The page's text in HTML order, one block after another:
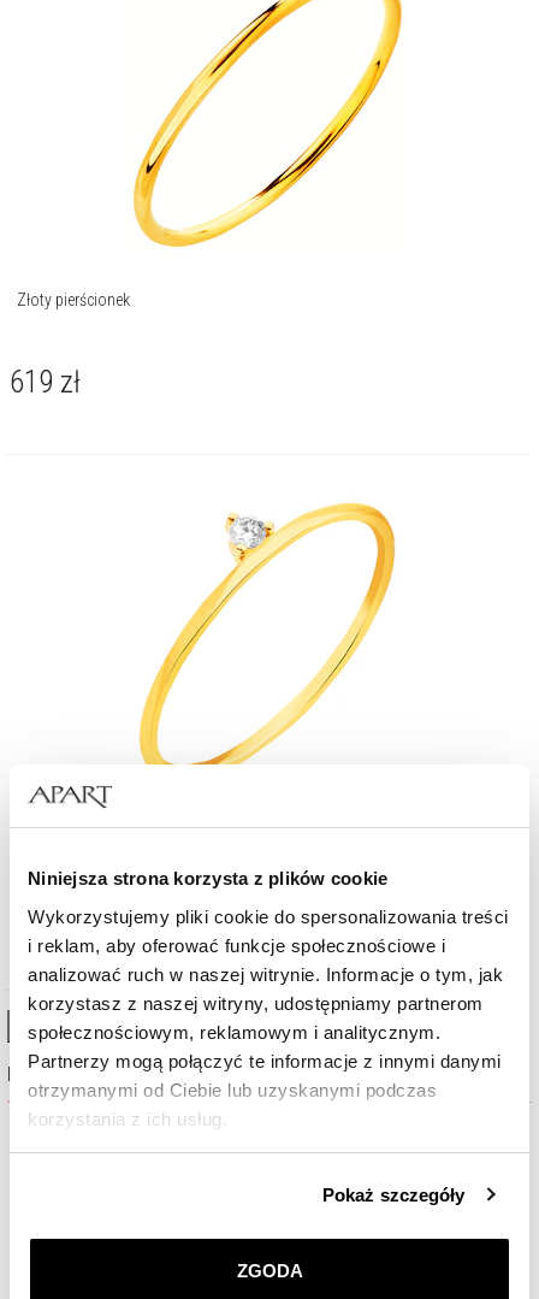
Niniejsza strona korzysta z plików cookie
Wykorzystujemy pliki cookie do spersonalizowania treści
i reklam, aby oferować funkcje społecznościowe i
analizować ruch w naszej witrynie. Informacje o tym, jak
korzystasz z naszej witryny, udostępniamy partnerom
społecznościowym, reklamowym i analitycznym.
Partnerzy mogą połączyć te informacje z innymi danymi
otrzymanymi od Ciebie lub uzyskanymi podczas
korzystania z ich usług.
przez nas plików cookie znajdziesz wPolityce
prywatności.
Pokaż szczegóły
ZGODA
Złoty pierścionek
619 zł
669 zł
High-contrast mode
Najczęściej wybierane
% %